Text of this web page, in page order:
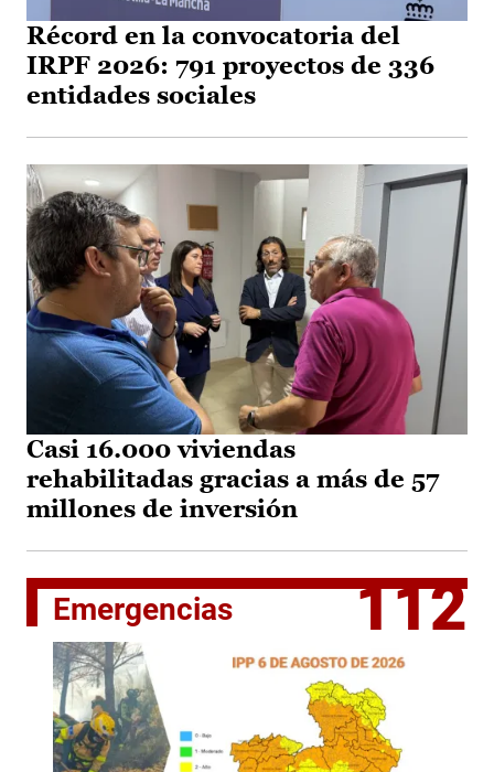
Récord en la convocatoria del
IRPF 2026: 791 proyectos de 336
entidades sociales
Casi 16.000 viviendas
rehabilitadas gracias a más de 57
millones de inversión
Emergencias 112